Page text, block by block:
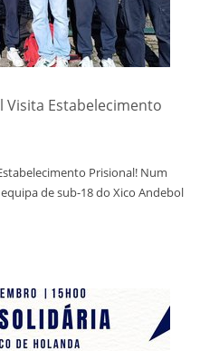
Visita Estabelecimento
Prisional! Num
de sub-18 do Xico Andebol